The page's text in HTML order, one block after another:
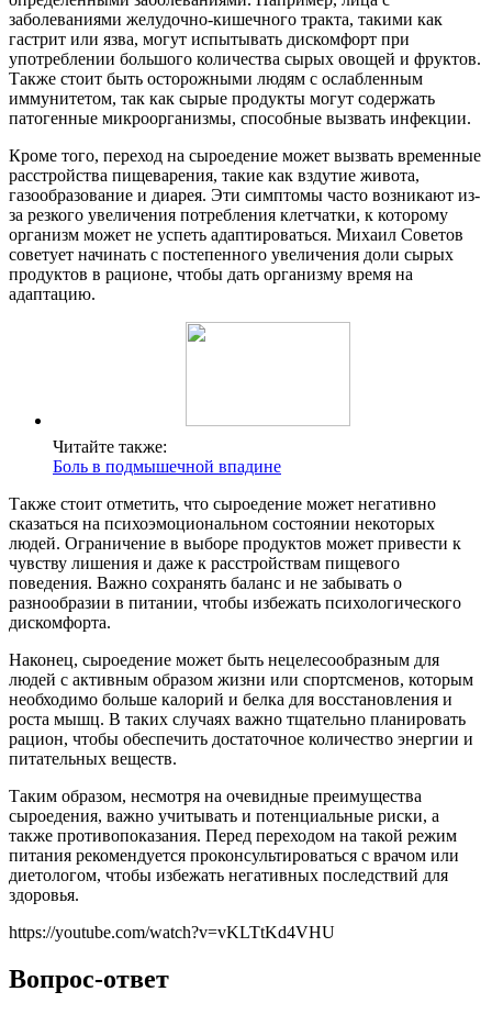
заболеваниями желудочно-кишечного тракта, такими как
гастрит или язва, могут испытывать дискомфорт при
употреблении большого количества сырых овощей и фруктов.
Также стоит быть осторожными людям с ослабленным
иммунитетом, так как сырые продукты могут содержать
патогенные микроорганизмы, способные вызвать инфекции.
Кроме того, переход на сыроедение может вызвать временные
расстройства пищеварения, такие как вздутие живота,
газообразование и диарея. Эти симптомы часто возникают из-
за резкого увеличения потребления клетчатки, к которому
организм может не успеть адаптироваться. Михаил Советов
советует начинать с постепенного увеличения доли сырых
продуктов в рационе, чтобы дать организму время на
адаптацию.
Читайте также:
Боль в подмышечной впадине
Также стоит отметить, что сыроедение может негативно
сказаться на психоэмоциональном состоянии некоторых
людей. Ограничение в выборе продуктов может привести к
чувству лишения и даже к расстройствам пищевого
поведения. Важно сохранять баланс и не забывать о
разнообразии в питании, чтобы избежать психологического
дискомфорта.
Наконец, сыроедение может быть нецелесообразным для
людей с активным образом жизни или спортсменов, которым
необходимо больше калорий и белка для восстановления и
роста мышц. В таких случаях важно тщательно планировать
рацион, чтобы обеспечить достаточное количество энергии и
питательных веществ.
Таким образом, несмотря на очевидные преимущества
сыроедения, важно учитывать и потенциальные риски, а
также противопоказания. Перед переходом на такой режим
питания рекомендуется проконсультироваться с врачом или
диетологом, чтобы избежать негативных последствий для
здоровья.
https://youtube.com/watch?v=vKLTtKd4VHU
Вопрос-ответ